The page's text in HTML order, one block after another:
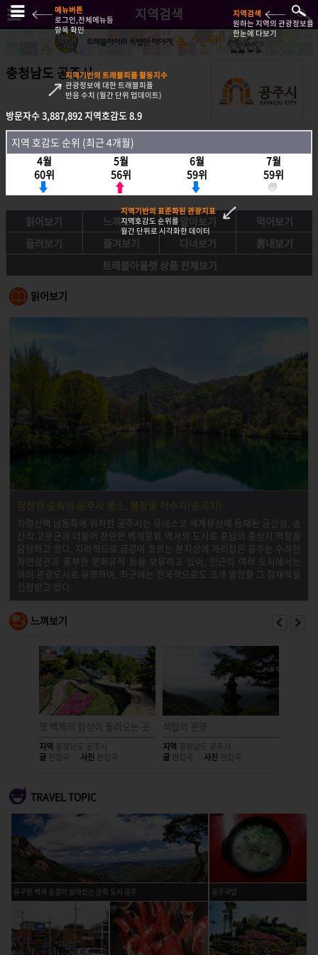
지역검색
충청남도 공주시
방문자수3,887,892지역호감도8.9
지역호감도 순위 (최근 4개월)
4월
60위
5월
56위
6월
59위
7월
59위
읽어보기 느껴보기 알아보기
먹어보기
둘러보기
즐겨보기 다녀보기
뽐내보기
트래블아울렛 상품 전체보기
읽어보기
잠잠한 숲속의 공주시 명소. 불장골 저수지(송곡지)
차령산맥 남동쪽에 위치한 공주시는 유네스코 세계유산에 등재된 공산성, 송
산리 고분군과 더불어 찬란한 백제문화 역사의 도시로 충남의 중심지 역할을
담당하고 있다. 지리적으로 금강이 흐르는 분지상에 자리잡은 공주는 수려한
자연경관과 풍부한 문화유적 등을 보유하고 있어, 인근의 여러 도시에서는
이미 관광도시로 유명하며, 최근에는 전국적으로도 크게 발전할 그 잠재력을
인정받고 있다.
느껴보기
옛 백제의 함성이 들려오는 곳
지역 충청남도 공주시
글 편집국 사진 편집국
석탑의 운명
지역 충청남도 공주시
글 편집국 사진 편집국
TRAVEL TOPIC
공주국밥
유구한 백제 숨결이 살아있는 문화 도시 공주
방문자수3,887,892지역호감도8.9
지역 호감도 순위 (최근 4개월)
4월
60위
5월
56위
6월
59위
7월
59위
메뉴버튼
로그인,전체메뉴등
항목 확인
지역검색
원하는 지역의 관광정보를
한눈에 다보기
지역기반의 트래블피플 활동지수
관광정보에 대한 트래블피플
반응 수치 (월간 단위 업데이트)
지역기반의 표준화된 관광지표
지역호감도 순위를
월간 단위로 시각화한 데이터